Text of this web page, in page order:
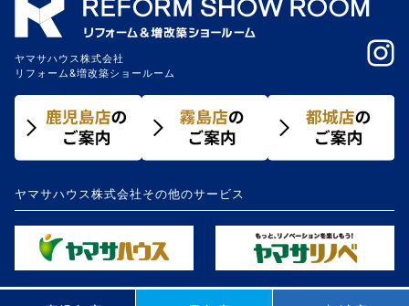
ヤマサハウス株式会社
リフォーム&増改築ショールーム
ヤマサハウス株式会社その他のサービス